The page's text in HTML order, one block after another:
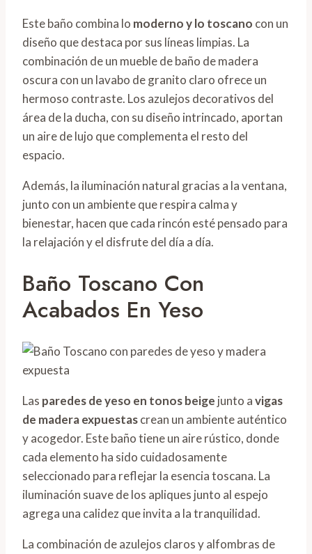
Este baño combina lo moderno y lo toscano con un
diseño que destaca por sus líneas limpias. La
combinación de un mueble de baño de madera
oscura con un lavabo de granito claro ofrece un
hermoso contraste. Los azulejos decorativos del
área de la ducha, con su diseño intrincado, aportan
un aire de lujo que complementa el resto del
espacio.
Además, la iluminación natural gracias a la ventana,
junto con un ambiente que respira calma y
bienestar, hacen que cada rincón esté pensado para
la relajación y el disfrute del día a día.
Baño Toscano Con
Acabados En Yeso
Las paredes de yeso en tonos beige junto avigas
de madera expuestascrean un ambiente auténtico
y acogedor. Este baño tiene un aire rústico, donde
cada elemento ha sido cuidadosamente
seleccionado para reflejar la esencia toscana. La
iluminación suave de los apliques junto al espejo
agrega una calidez que invita a la tranquilidad.
La combinación de azulejos claros y alfombras de